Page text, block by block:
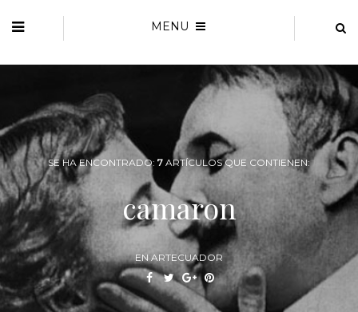
MENU
SE HA ENCONTRADO: 7 ARTÍCULOS QUE CONTIENEN:
camaron
EN ARTECUADOR